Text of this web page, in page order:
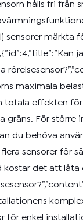
hålls fri från
sensorer märkta
maximala
totala effekten
gräns. För större
du behöva
sensorer för
kostar det att
för enkel